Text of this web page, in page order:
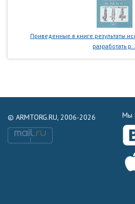
Приведенные в книге результаты
разработать р...
© ARMTORG.RU, 2006-2026 Мы